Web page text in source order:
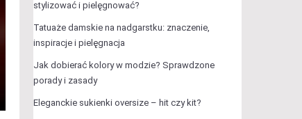
stylizować i pielęgnować?
Tatuaże damskie na nadgarstku: znaczenie,
inspiracje i pielęgnacja
Jak dobierać kolory w modzie? Sprawdzone
porady i zasady
Eleganckie sukienki oversize – hit czy kit?